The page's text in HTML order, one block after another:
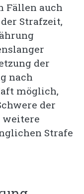
Fällen auch
Strafzeit,
der
nach
möglich,
der
weitere
Strafe